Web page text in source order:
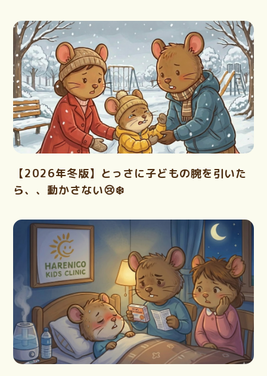
【2026年冬版】とっさに子どもの腕を引いた
ら、、動かさない😢❄️